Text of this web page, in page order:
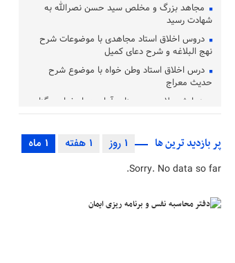
مجاهد بزرگ و مخلص سید حسن نصرالله به
شهادت رسید
دروس اخلاق استاد مجاهدی با موضوعات شرح
نهج البلاغه و شرح دعای کمیل
درس اخلاق استاد وطن خواه با موضوع شرح
حدیث معراج
همایش علامه حسن زاده آملی در اصفهان برگزار
مراسم بزرگداشت آیت‌ الله العظمی بهاءالدینی
(ره) در قم برگزار شد
آئین تجلیل از مقام آیت الله محمدتقی بهجت
برگزار شد
علیه السلام و آئیین غبارروبی
پر بازدید ترین ها 1 ماه 1 هفته 1 روز
Sorry. No data so far.